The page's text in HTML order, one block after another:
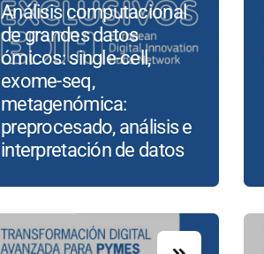
Análisis computacional
de grandes datos
ómicos: single-cell,
exome-seq,
metagenómica:
preprocesado, análisis e
interpretación de datos